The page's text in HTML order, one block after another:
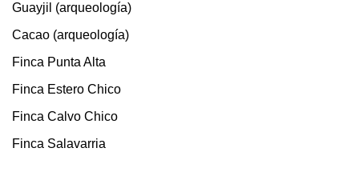
Guayjil (arqueología)
Cacao (arqueología)
Finca Punta Alta
Finca Estero Chico
Finca Calvo Chico
Finca Salavarria